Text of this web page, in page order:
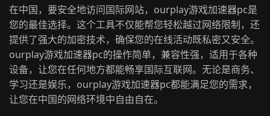
在中国，要安全地访问国际网站，ourplay游戏加速器pc是
您的最佳选择。这个工具不仅能帮您轻松越过网络限制，还
提供了强大的加密技术，确保您的在线活动既私密又安全。
ourplay游戏加速器pc的操作简单，兼容性强，适用于各种
设备，让您在任何地方都能畅享国际互联网。无论是商务、
学习还是娱乐，ourplay游戏加速器pc都能满足您的需求，
让您在中国的网络环境中自由自在。